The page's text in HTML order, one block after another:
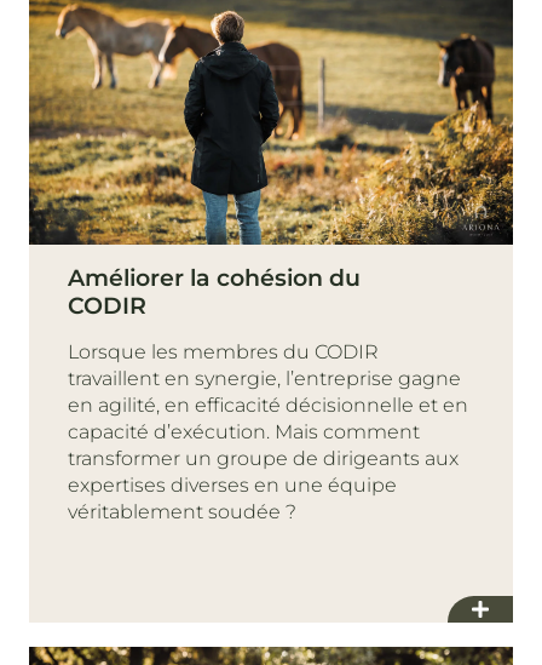
Améliorer la cohésion du
CODIR
Lorsque les membres du CODIR
travaillent en synergie, l’entreprise gagne
en agilité, en efficacité décisionnelle et en
capacité d’exécution. Mais comment
transformer un groupe de dirigeants aux
expertises diverses en une équipe
véritablement soudée ?